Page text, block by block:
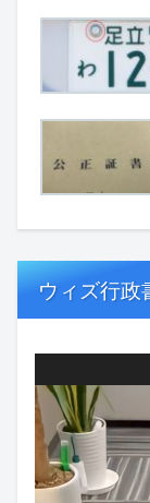
ウィズ行政
画
プ
レ
ー